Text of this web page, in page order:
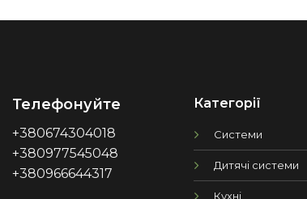
Телефонуйте
+380674304018
+380977545048
+380966644317
Категорії
Системи
Дитячі системи
Кухні